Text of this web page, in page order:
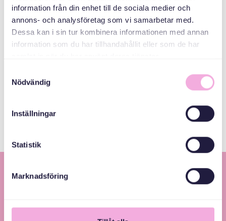
information från din enhet till de sociala medier och
annons- och analysföretag som vi samarbetar med.
Dessa kan i sin tur kombinera informationen med annan
information som du har tillhandahållit eller som de har
Nödvändig
Inställningar
Statistik
Marknadsföring
ایمیل
bokningen@svenskamedbaby.se
هم سازمان دهندگان